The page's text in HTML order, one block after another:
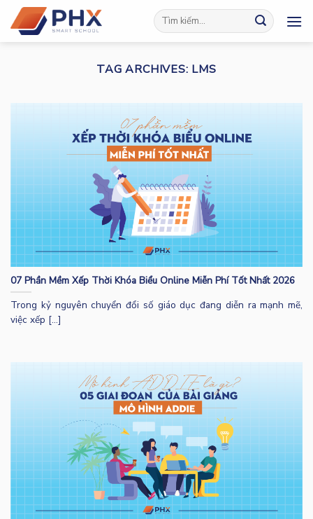
Skip
content
TAG ARCHIVES: LMS
07 Phần Mềm Xếp Thời Khóa Biểu Online Miễn Phí Tốt Nhất 2026
Trong kỷ nguyên chuyển đổi số giáo dục đang diễn ra mạnh mẽ,
việc xếp [...]